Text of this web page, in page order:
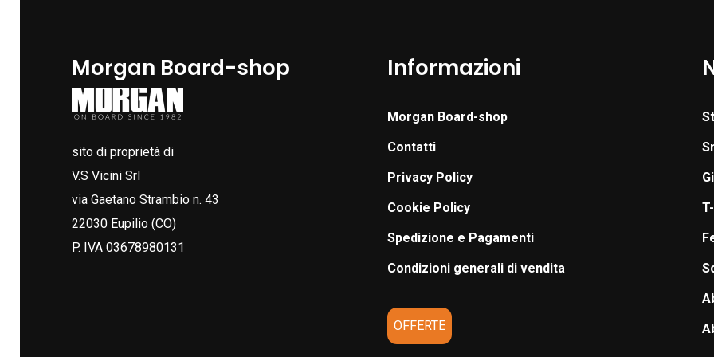
Morgan Board-shop
sito di proprietà di
V.S Vicini Srl
via Gaetano Strambio n. 43
22030 Eupilio (CO)
P. IVA 03678980131
Informazioni
Morgan Board-shop
Contatti
Privacy Policy
Cookie Policy
Spedizione e Pagamenti
Condizioni generali di vendita
OFFERTE